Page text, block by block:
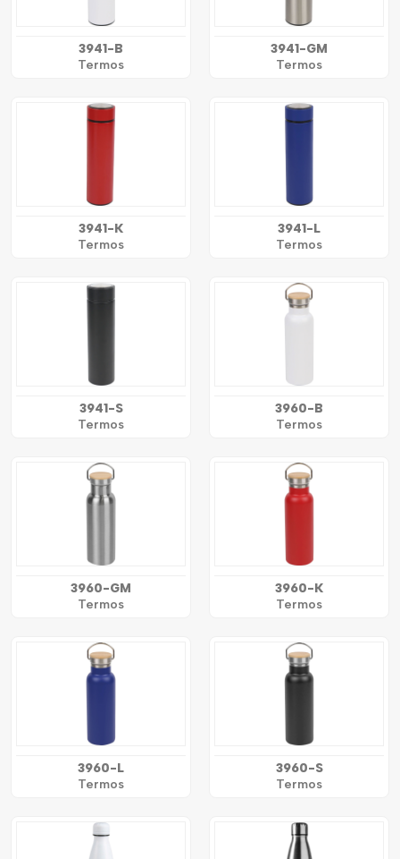
3941-B
Termos
3941-GM
Termos
3941-K
Termos
3941-L
Termos
3941-S
Termos
3960-B
Termos
3960-GM
Termos
3960-K
Termos
3960-L
Termos
3960-S
Termos